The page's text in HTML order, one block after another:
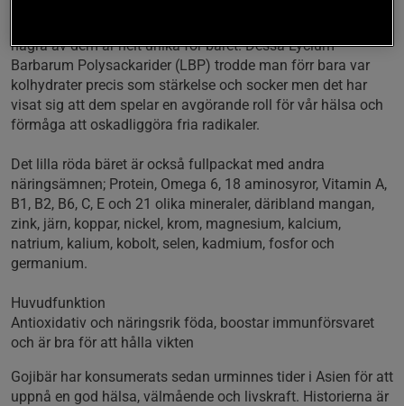
några av dem är helt unika för bäret. Dessa Lycium
Barbarum Polysackarider (LBP) trodde man förr bara var
kolhydrater precis som stärkelse och socker men det har
visat sig att dem spelar en avgörande roll för vår hälsa och
förmåga att oskadliggöra fria radikaler.
Det lilla röda bäret är också fullpackat med andra
näringsämnen; Protein, Omega 6, 18 aminosyror, Vitamin A,
B1, B2, B6, C, E och 21 olika mineraler, däribland mangan,
zink, järn, koppar, nickel, krom, magnesium, kalcium,
natrium, kalium, kobolt, selen, kadmium, fosfor och
germanium.
Huvudfunktion
Antioxidativ och näringsrik föda, boostar immunförsvaret
och är bra för att hålla vikten
Gojibär har konsumerats sedan urminnes tider i Asien för att
uppnå en god hälsa, välmående och livskraft. Historierna är